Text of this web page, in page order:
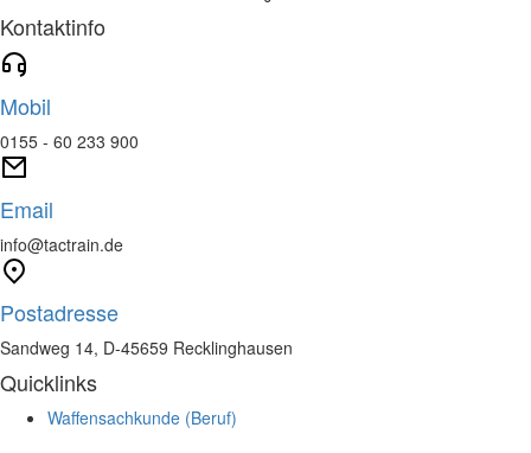
Kontaktinfo
Mobil
0155 - 60 233 900
Email
info@tactrain.de
Postadresse
Sandweg 14, D-45659 Recklinghausen
Quicklinks
Waffensachkunde (Beruf)